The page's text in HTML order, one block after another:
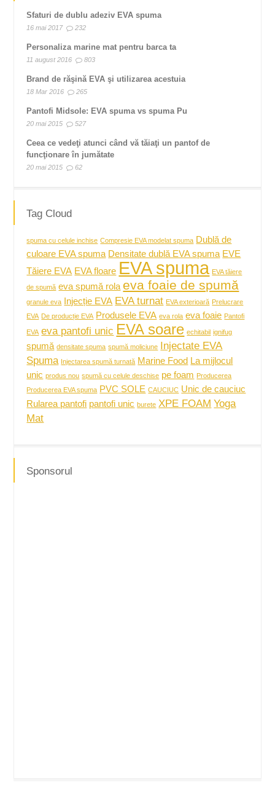
Sfaturi de dublu adeziv EVA spuma
16 mai 2017 232
Personaliza marine mat pentru barca ta
11 august 2016 803
Brand de răşină EVA şi utilizarea acestuia
18 Mar 2016 265
Pantofi Midsole: EVA spuma vs spuma Pu
20 mai 2015 527
Ceea ce vedeţi atunci când vă tăiaţi un pantof de
funcţionare în jumătate
20 mai 2015 62
Tag Cloud
spuma cu celule inchise Compresie EVA modelat spuma Dublă de
culoare EVA spuma Densitate dublă EVA spuma EVE
Tăiere EVA EVA floare EVA spuma EVA tăiere
de spumă eva spumă rola eva foaie de spumă
granule eva Injecție EVA EVA turnat EVA exterioară Prelucrare
EVA De producție EVA Produsele EVA eva rola eva foaie Pantofi
EVA eva pantofi unic EVA soare echitabil ignifug
spumă densitate spuma spumă moliciune Injectate EVA
Spuma Injectarea spumă turnată Marine Food La mijlocul
unic produs nou spumă cu celule deschise pe foam Producerea
Producerea EVA spuma PVC SOLE CAUCIUC Unic de cauciuc
Rularea pantofi pantofi unic burete XPE FOAM Yoga
Mat
Sponsorul